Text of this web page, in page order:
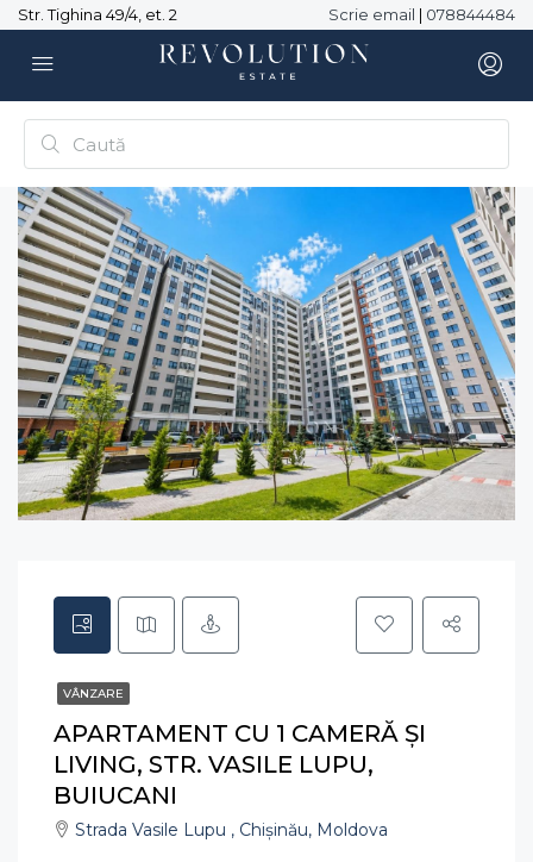
Str. Tighina 49/4, et. 2 Scrie email | 078844484
VÂNZARE
APARTAMENT CU 1 CAMERĂ ȘI
LIVING, STR. VASILE LUPU,
BUIUCANI
Strada Vasile Lupu , Chișinău, Moldova